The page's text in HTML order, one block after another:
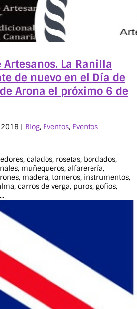
Artesanos. La Ranilla
de nuevo en el Día de
Arona el próximo 6 de
2018 | Blog, Eventos, Eventos
calados, rosetas, bordados,
muñequeros, alfarerería,
madera, torneros, instrumentos,
carros de verga, puros, gofios,